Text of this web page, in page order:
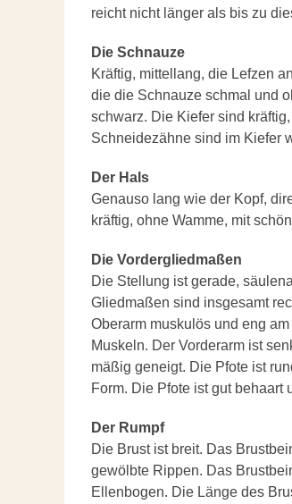
reicht nicht länger als bis zu
Die Schnauze
Kräftig, mittellang, die Lefzen
die die Schnauze schmal und
schwarz. Die Kiefer sind
Schneidezähne sind im Kiefer
Der Hals
Genauso lang wie der Kopf,
kräftig, ohne Wamme, mit
Die Vordergliedmaßen
Die Stellung ist gerade,
Gliedmaßen sind insgesamt
Oberarm muskulös und eng
Muskeln. Der Vorderarm ist
mäßig geneigt. Die Pfote ist
Form. Die Pfote ist gut
Der Rumpf
Die Brust ist breit. Das
gewölbte Rippen. Das
Ellenbogen. Die Länge des